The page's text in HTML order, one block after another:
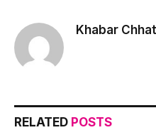
Khabar
RELATED POSTS